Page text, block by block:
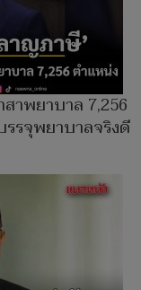
าพยาบาล 7,256
รจุพยาบาลจริงดี